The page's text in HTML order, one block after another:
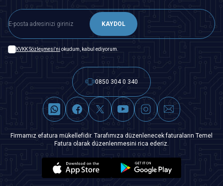
KAYDOL
KVKK Sözleşmesi'ni okudum, kabul ediyorum.
0850 304 0 340
Firmamız efatura mükellefidir. Tarafımıza düzenlenecek faturaların Temel
Fatura olarak düzenlenmesini rica ederiz.